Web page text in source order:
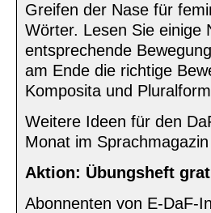
Greifen der Nase für
Wörter. Lesen Sie einige
entsprechende
am Ende die richtige
Komposita und
Weitere Ideen für den
Monat im
Aktion: Übungsheft
Abonnenten von E-DaF-